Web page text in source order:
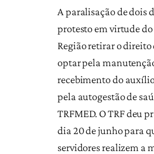
A paralisação de dois
protesto em virtude do
Região retirar o direito
optar pela
recebimento do
pela autogestão de
TRFMED. O TRF deu
dia 20 de junho para
servidores realizem a